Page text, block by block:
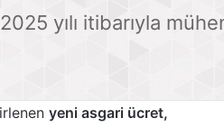
yılı itibarıyla
yeni asgari ücret,